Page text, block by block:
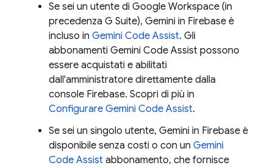
Se sei un utente di Google Workspace (in
precedenza G Suite), Gemini in Firebase è
incluso in Gemini Code Assist. Gli
abbonamenti Gemini Code Assist possono
essere acquistati e abilitati
dall'amministratore direttamente dalla
console Firebase. Scopri di più in
Configurare Gemini Code Assist.
Se sei un singolo utente, Gemini in Firebase è
disponibile senza costi o con un Gemini
Code Assist abbonamento, che fornisce